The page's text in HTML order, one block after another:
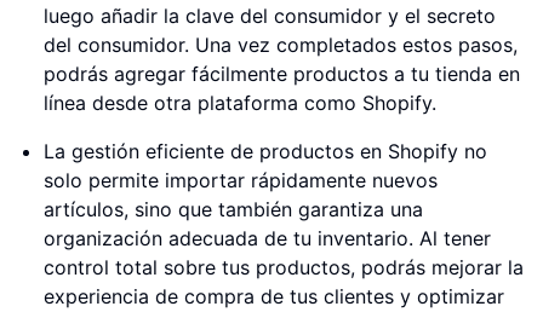
luego añadir la clave del consumidor y el secreto
del consumidor. Una vez completados estos pasos,
podrás agregar fácilmente productos a tu tienda en
línea desde otra plataforma como Shopify.
La gestión eficiente de productos en Shopify no
solo permite importar rápidamente nuevos
artículos, sino que también garantiza una
organización adecuada de tu inventario. Al tener
control total sobre tus productos, podrás mejorar la
experiencia de compra de tus clientes y optimizar